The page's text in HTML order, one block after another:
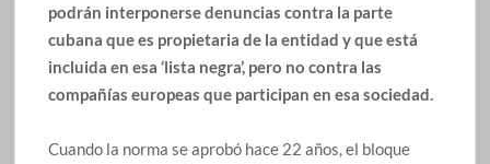
podrán interponerse denuncias contra la parte
cubana que es propietaria de la entidad y que está
incluida en esa ‘lista negra’, pero no contra las
compañías europeas que participan en esa sociedad.
Cuando la norma se aprobó hace 22 años, el bloque